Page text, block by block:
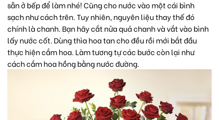
sẵn ở bếp để làm nhé! Cũng cho nước vào một cái bình
sạch như cách trên. Tuy nhiên, nguyên liệu thay thế đó
chính là chanh. Bạn hãy cắt nửa quả chanh và vắt vào bình
lấy nước cốt. Dùng thìa hoa tan cho đều rồi mới bắt đầu
thực hiện cắm hoa. Làm tương tự các bước còn lại như
cách cắm hoa hồng bằng nước đường.